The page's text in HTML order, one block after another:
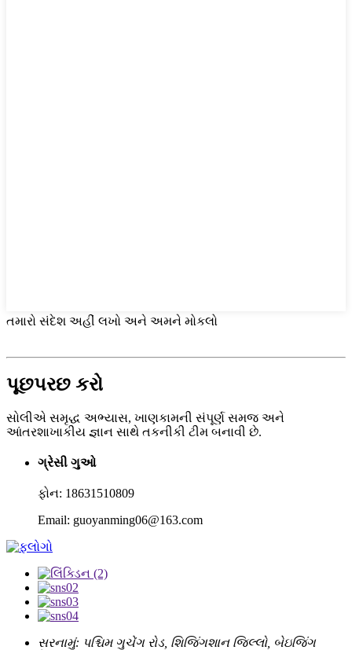
તમારો સંદેશ અહીં લખો અને અમને મોકલો
પૂછપરછ કરો
સોલીએ સમૃદ્ધ અભ્યાસ, ખાણકામની સંપૂર્ણ સમજ અને
આંતરશાખાકીય જ્ઞાન સાથે તકનીકી ટીમ બનાવી છે.
ગ્રેસી ગુઓ
ફોન: 18631510809
Email: guoyanming06@163.com
સરનામું: પશ્ચિમ ગુચેંગ રોડ, શિજિંગશાન જિલ્લો, બેઇજિંગ